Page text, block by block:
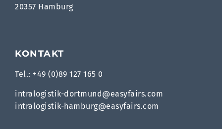
20357 Hamburg
KONTAKT
Tel.: +49 (0)89 127 165 0
intralogistik-dortmund@easyfairs.com
intralogistik-hamburg@easyfairs.com